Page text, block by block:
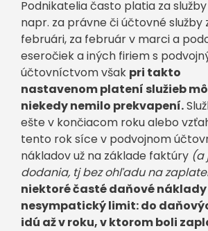
Podnikatelia často platia za služby
napr. za právne či účtovné služby
februári, za február v marci a
eseročiek a iných firiem s
účtovníctvom však pri takto
nastavenom platení služieb
niekedy nemilo prekvapení.
ešte v končiacom roku alebo
tento rok síce v podvojnom
nákladov už na základe faktúry (a
dodania, tj bez ohľadu na
niektoré časté daňové
nesympatický limit: do
idú až v roku, v ktorom boli